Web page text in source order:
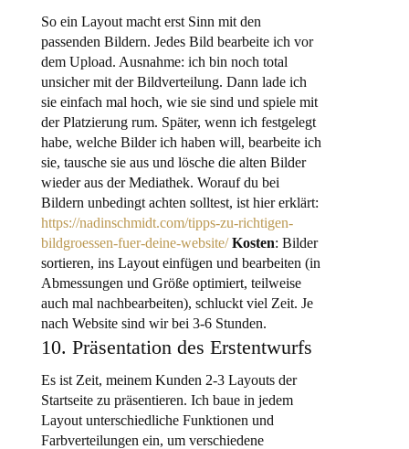
So ein Layout macht erst Sinn mit den
passenden Bildern. Jedes Bild bearbeite ich vor
dem Upload. Ausnahme: ich bin noch total
unsicher mit der Bildverteilung. Dann lade ich
sie einfach mal hoch, wie sie sind und spiele mit
der Platzierung rum. Später, wenn ich festgelegt
habe, welche Bilder ich haben will, bearbeite ich
sie, tausche sie aus und lösche die alten Bilder
wieder aus der Mediathek. Worauf du bei
Bildern unbedingt achten solltest, ist hier erklärt:
https://nadinschmidt.com/tipps-zu-richtigen-
bildgroessen-fuer-deine-website/ Kosten: Bilder
sortieren, ins Layout einfügen und bearbeiten (in
Abmessungen und Größe optimiert, teilweise
auch mal nachbearbeiten), schluckt viel Zeit. Je
nach Website sind wir bei 3-6 Stunden.
10. Präsentation des Erstentwurfs
Es ist Zeit, meinem Kunden 2-3 Layouts der
Startseite zu präsentieren. Ich baue in jedem
Layout unterschiedliche Funktionen und
Farbverteilungen ein, um verschiedene